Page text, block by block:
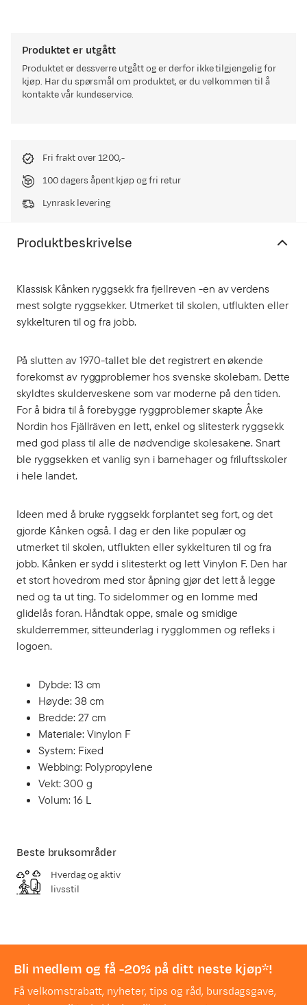
Produktet er utgått
Produktet er dessverre utgått og er derfor ikke tilgjengelig for
kjøp. Har du spørsmål om produktet, er du velkommen til å
kontakte vår kundeservice.
Fri frakt over 1200,-
100 dagers åpent kjøp og fri retur
Lynrask levering
Produktbeskrivelse
Klassisk Kånken ryggsekk fra fjellreven -en av verdens
mest solgte ryggsekker. Utmerket til skolen, utflukten eller
sykkelturen til og fra jobb.
På slutten av 1970-tallet ble det registrert en økende
forekomst av ryggproblemer hos svenske skolebarn. Dette
skyldtes skulderveskene som var moderne på den tiden.
For å bidra til å forebygge ryggproblemer skapte Åke
Nordin hos Fjällräven en lett, enkel og slitesterk ryggsekk
med god plass til alle de nødvendige skolesakene. Snart
ble ryggsekken et vanlig syn i barnehager og friluftsskoler
i hele landet.
Ideen med å bruke ryggsekk forplantet seg fort, og det
gjorde Kånken også. I dag er den like populær og
utmerket til skolen, utflukten eller sykkelturen til og fra
jobb. Kånken er sydd i slitesterkt og lett Vinylon F. Den har
et stort hovedrom med stor åpning gjør det lett å legge
ned og ta ut ting. To sidelommer og en lomme med
glidelås foran. Håndtak oppe, smale og smidige
skulderremmer, sitteunderlag i rygglommen og refleks i
logoen.
Dybde: 13 cm
Høyde: 38 cm
Bredde: 27 cm
Materiale: Vinylon F
System: Fixed
Webbing: Polypropylene
Vekt: 300 g
Volum: 16 L
Beste bruksområder
Hverdag og aktiv
livsstil
Bli medlem og få -20% på ditt neste kjøp*!
Få velkomstrabatt, nyheter, tips og råd, bursdagsgave,